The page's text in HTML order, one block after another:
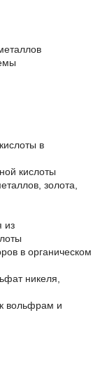
в
кислоты
золота,
из
в органическом
никеля,
вольфрам и